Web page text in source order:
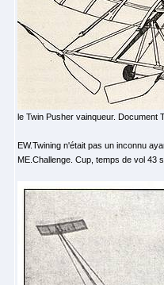
le Twin Pusher vainqueur. Document
EW.Twining n'était pas un inconnu
ME.Challenge. Cup, temps de vol 43